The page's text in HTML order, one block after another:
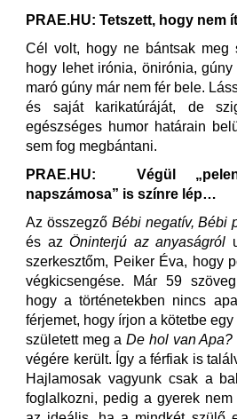
PRAE.HU: Tetszett, hogy nem
Cél volt, hogy ne bántsak meg
hogy lehet irónia, önirónia,
maró gúny már nem fér bele.
és saját karikatúráját, de
egészséges humor határain
sem fog megbántani.
PRAE.HU: Végül
napszámosa” is színre lép…
Az összegző Bébi negatív, Bébi
és az Öninterjú az anyaságról
szerkesztőm, Peiker Éva, hogy
végkicsengése. Már 59
hogy a történetekben nincs
férjemet, hogy írjon a kötetbe
született meg aDe hol van Apa?
végére került. Így a férfiak is
Hajlamosak vagyunk csak a
foglalkozni, pedig a gyerek